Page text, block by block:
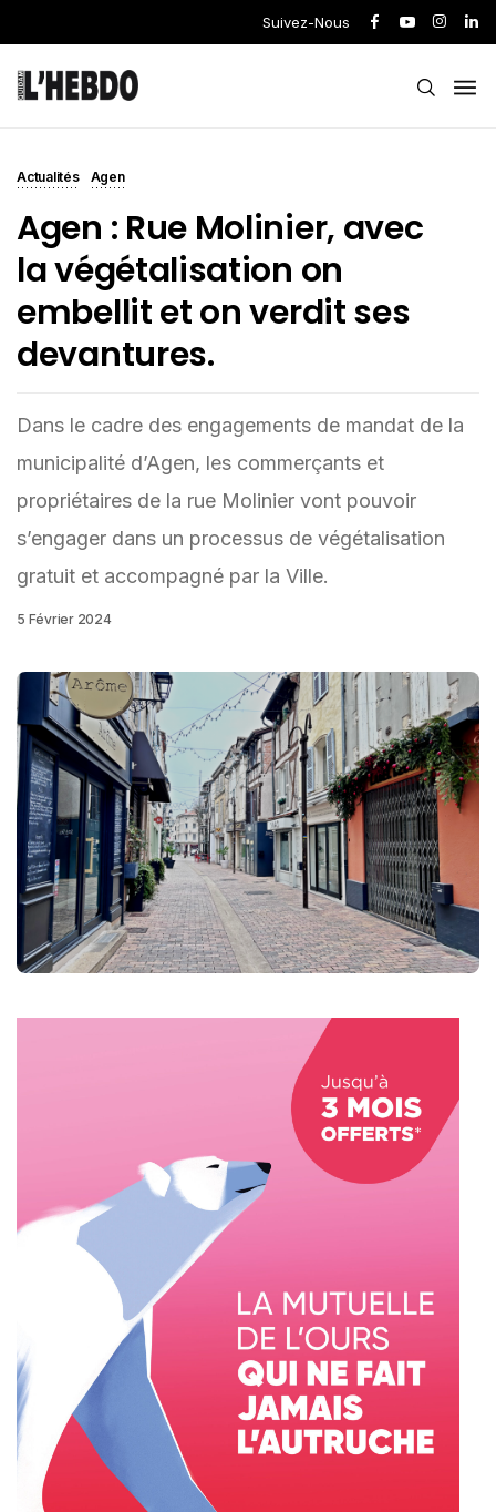
Suivez-Nous
Actualités Agen
Agen : Rue Molinier, avec
la végétalisation on
embellit et on verdit ses
devantures.
Dans le cadre des engagements de mandat de la
municipalité d’Agen, les commerçants et
propriétaires de la rue Molinier vont pouvoir
s’engager dans un processus de végétalisation
gratuit et accompagné par la Ville.
5 Février 2024